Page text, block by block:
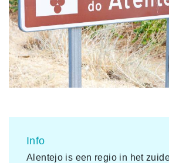
Info
Alentejo is een regio in het